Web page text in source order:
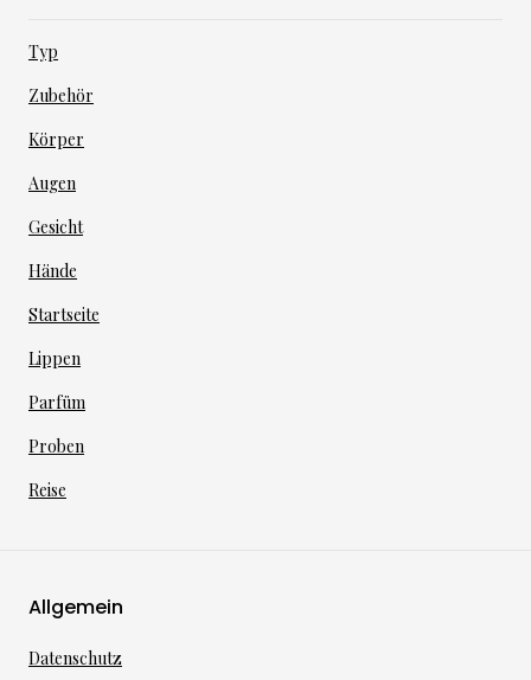
Typ
Zubehör
Körper
Augen
Gesicht
Hände
Startseite
Lippen
Parfüm
Proben
Reise
Allgemein
Datenschutz